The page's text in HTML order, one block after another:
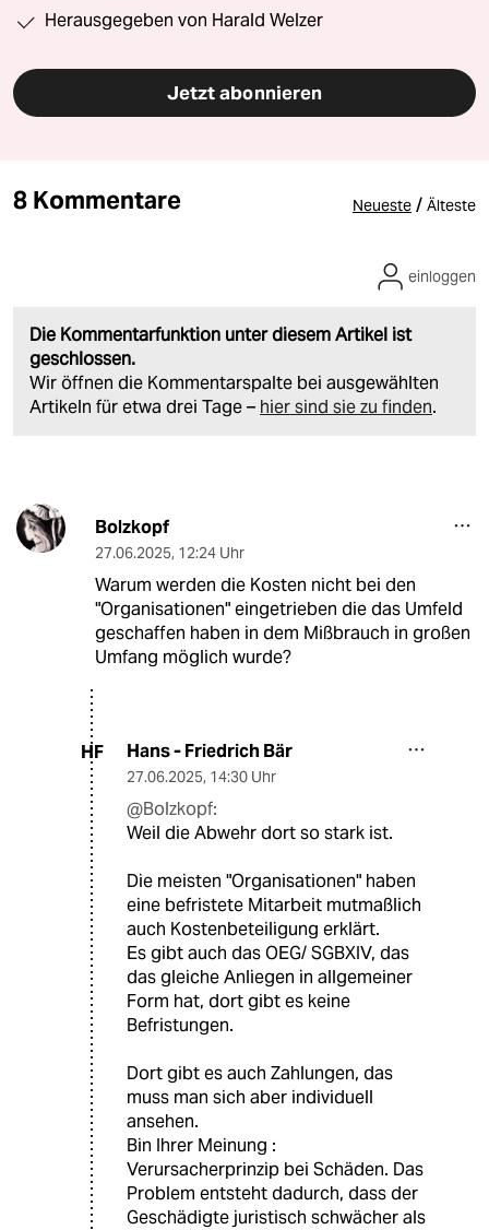
Herausgegeben von Harald Welzer
Jetzt abonnieren
8 Kommentare Neueste / Älteste
Die Kommentarfunktion unter diesem Artikel ist
geschlossen.
Wir öffnen die Kommentarspalte bei ausgewählten
Artikeln für etwa drei Tage – hier sind sie zu finden.
einloggen
Bolzkopf
27.06.2025, 12:24 Uhr
Warum werden die Kosten nicht bei den
"Organisationen" eingetrieben die das Umfeld
geschaffen haben in dem Mißbrauch in großen
Umfang möglich wurde?
HF Hans - Friedrich Bär
27.06.2025, 14:30 Uhr
@Bolzkopf:
Weil die Abwehr dort so stark ist.
Die meisten "Organisationen" haben
eine befristete Mitarbeit mutmaßlich
auch Kostenbeteiligung erklärt.
Es gibt auch das OEG/ SGBXIV, das
das gleiche Anliegen in allgemeiner
Form hat, dort gibt es keine
Befristungen.
Dort gibt es auch Zahlungen, das
muss man sich aber individuell
ansehen.
Bin Ihrer Meinung :
Verursacherprinzip bei Schäden. Das
Problem entsteht dadurch, dass der
Geschädigte juristisch schwächer als